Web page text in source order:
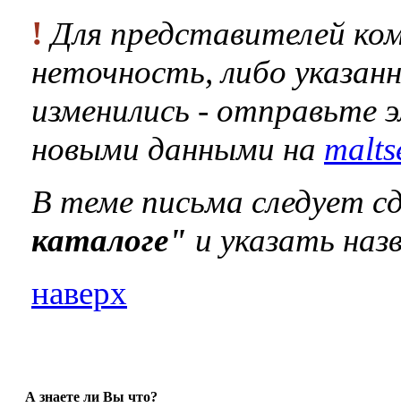
! Для представителей
неточность, либо
изменились - отправьте
новыми данными на
В теме письма следует
каталоге" и указать
наверх
А знаете ли Вы что?